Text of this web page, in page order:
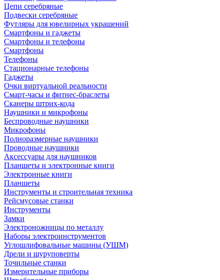
Цепи серебряные
Подвески серебряные
Футляры для ювелирных украшений
Смартфоны и гаджеты
Смартфоны и телефоны
Смартфоны
Телефоны
Стационарные телефоны
Гаджеты
Очки виртуальной реальности
Смарт-часы и фитнес-браслеты
Сканеры штрих-кода
Наушники и микрофоны
Беспроводные наушники
Микрофоны
Полноразмерные наушники
Проводные наушники
Аксессуары для наушников
Планшеты и электронные книги
Электронные книги
Планшеты
Инструменты и строительная техника
Рейсмусовые станки
Инструменты
Замки
Электроножницы по металлу
Наборы электроинструментов
Углошлифовальные машины (УШМ)
Дрели и шуруповерты
Точильные станки
Измерительные приборы